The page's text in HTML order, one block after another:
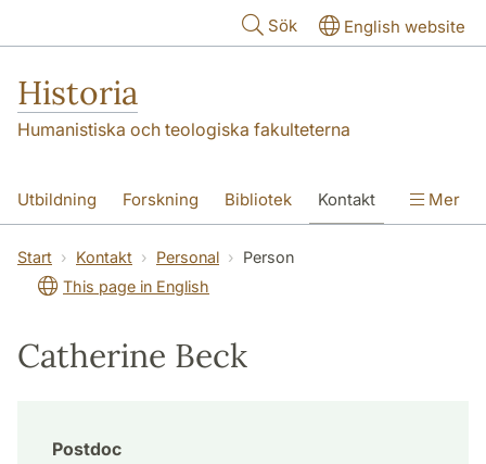
Sök English website
Historia
Humanistiska och teologiska fakulteterna
Utbildning Forskning Bibliotek Kontakt
Om oss
Mer
Start Kontakt Personal
Person
This page in English
Catherine Beck
Postdoc